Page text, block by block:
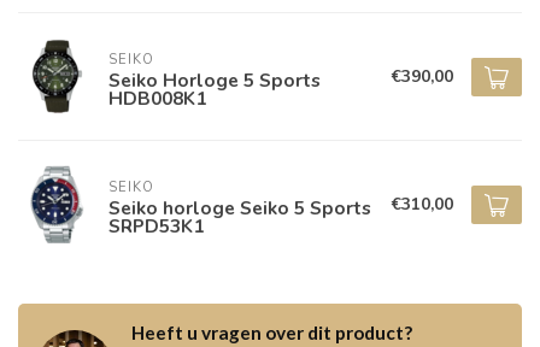
SEIKO
Seiko Horloge 5 Sports
HDB008K1
€390,00
SEIKO
Seiko horloge Seiko 5 Sports
SRPD53K1
€310,00
Heeft u vragen over dit product?